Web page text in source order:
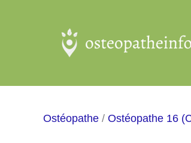
Ostéopathe / Ostéopathe 16